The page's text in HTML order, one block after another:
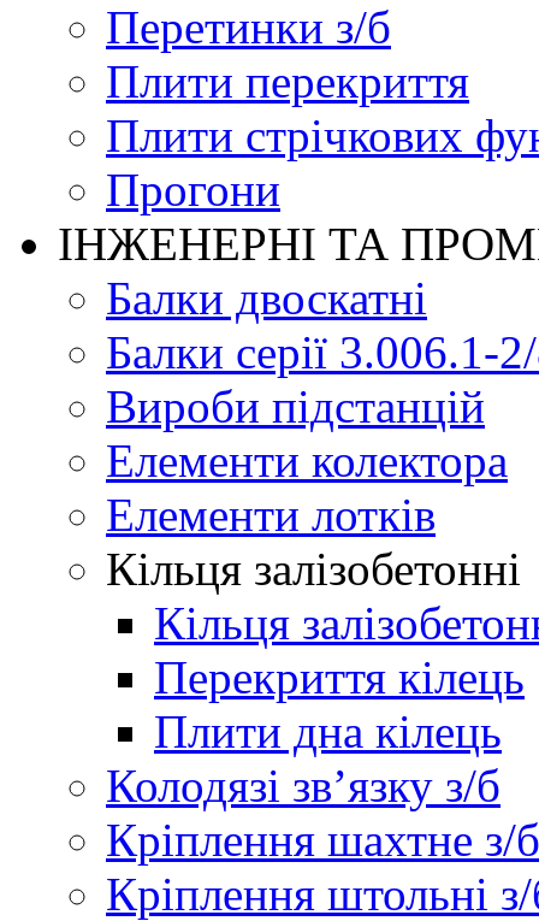
Перетинки з/б
Плити перекриття
Плити стрічкових
Прогони
ІНЖЕНЕРНІ ТА
Балки двоскатні
Балки серії 3.006.1-
Вироби підстанцій
Елементи колектора
Елементи лотків
Кільця залізобетонні
Кільця
Перекриття кілець
Плити дна кілець
Колодязі зв’язку з/б
Кріплення шахтне з/б
Кріплення штольні